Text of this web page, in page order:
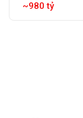
~980 tỷ